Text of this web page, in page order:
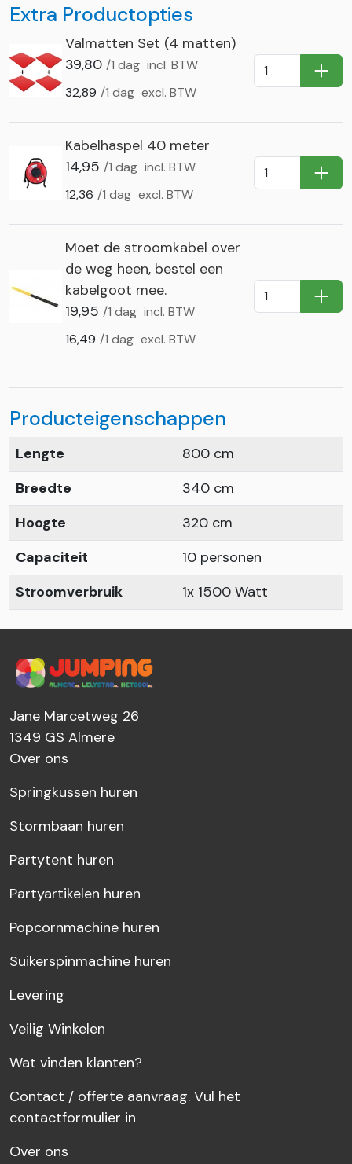
Extra Productopties
Valmatten Set (4 matten)
39,80 /1 dag incl. BTW
32,89 /1 dag excl. BTW
In
Kabelhaspel 40 meter
14,95 /1 dag incl. BTW
12,36 /1 dag excl. BTW
In
Moet de stroomkabel over
de weg heen, bestel een
kabelgoot mee.
19,95 /1 dag incl. BTW
16,49 /1 dag excl. BTW
In
Producteigenschappen
Lengte
800 cm
Breedte
340 cm
Hoogte
320 cm
Capaciteit
10 personen
Stroomverbruik
1x 1500 Watt
Jane Marcetweg 26
1349 GS Almere
Over ons
Springkussen huren
Stormbaan huren
Partytent huren
Partyartikelen huren
Popcornmachine huren
Suikerspinmachine huren
Levering
Veilig Winkelen
Wat vinden klanten?
Contact / offerte aanvraag. Vul het
contactformulier in
Over ons